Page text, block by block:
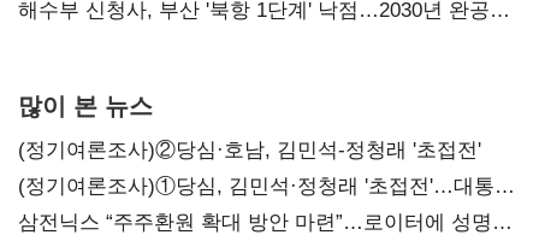
강화"
해수부 신청사, 부산 '북항 1단계' 낙점…2030년 완공
많이 본 뉴스
(정기여론조사)②당심·호남, 김민석-정청래 '초접전'
(정기여론조사)①당심, 김민석·정청래 '초접전'…대통령
지지도 '50% 아래로'(종합)
삼전닉스 “주주환원 확대 방안 마련”…로이터에 성명